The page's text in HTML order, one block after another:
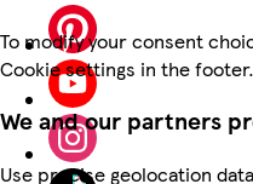
To modify your consent
Cookie settings in the footer.
We and our partners
Use precise geolocation